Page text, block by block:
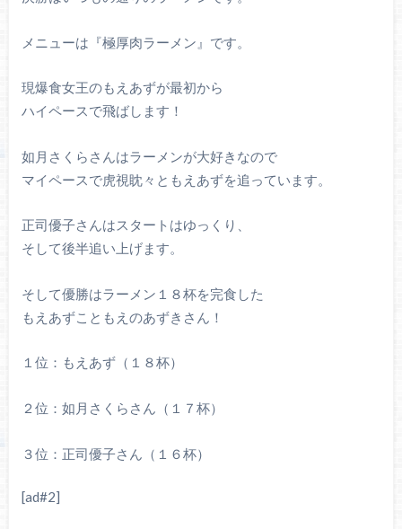
メニューは『極厚肉ラーメン』です。
現爆食女王のもえあずが最初から
ハイペースで飛ばします！
如月さくらさんはラーメンが大好きなので
マイペースで虎視眈々ともえあずを追っています。
正司優子さんはスタートはゆっくり、
そして後半追い上げます。
そして優勝はラーメン１８杯を完食した
もえあずこともえのあずきさん！
１位：もえあず（１８杯）
２位：如月さくらさん（１７杯）
３位：正司優子さん（１６杯）
[ad#2]